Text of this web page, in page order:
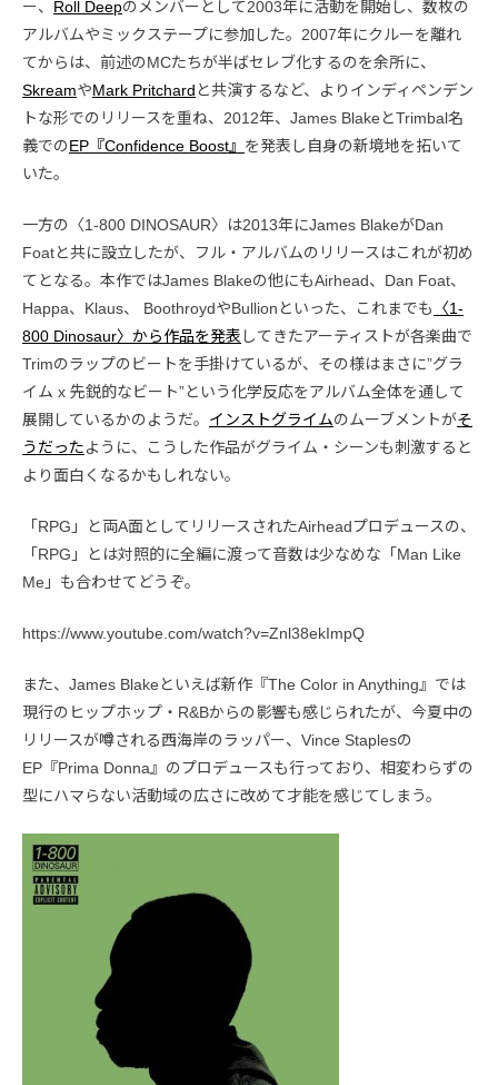
ー、 Roll Deepのメンバーとして2003年に活動を開始し、数枚の
アルバムやミックステープに参加した。2007年にクルーを離れ
てからは、前述のMCたちが半ばセレブ化するのを余所に、
SkreamやMark Pritchard と共演するなど、よりインディペンデン
トな形でのリリースを重ね、2012年、James BlakeとTrimbal名
義でのEP『Confidence Boost』 を発表し自身の新境地を拓いて
いた。
一方の〈1-800 DINOSAUR〉は2013年にJames BlakeがDan
Foatと共に設立したが、フル・アルバムのリリースはこれが初め
てとなる。本作ではJames Blakeの他にもAirhead、Dan Foat、
Happa、Klaus、 BoothroydやBullionといった、これまでも
〈1-
800 Dinosaur〉から作品を発表 してきたアーティストが各楽曲で
Trimのラップのビートを手掛けているが、その様はまさに”グラ
イム x 先鋭的なビート”という化学反応をアルバム全体を通して
展開しているかのようだ。 インストグライムのムーブメントがそ
うだったように、こうした作品がグライム・シーンも刺激すると
より面白くなるかもしれない。
「RPG」と両A面としてリリースされたAirheadプロデュースの、
「RPG」とは対照的に全編に渡って音数は少なめな「Man Like
Me」も合わせてどうぞ。
https://www.youtube.com/watch?v=Znl38ekImpQ
また、James Blakeといえば新作『The Color in Anything』では
現行のヒップホップ・R&Bからの影響も感じられたが、今夏中の
リリースが噂される西海岸のラッパー、Vince Staplesの
EP『Prima Donna』のプロデュースも行っており、相変わらずの
型にハマらない活動域の広さに改めて才能を感じてしまう。